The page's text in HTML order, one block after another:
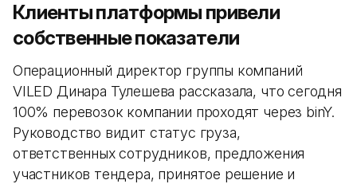
Клиенты платформы привели
собственные показатели
Операционный директор группы компаний
VILED Динара Тулешева рассказала, что сегодня
100% перевозок компании проходят через binY.
Руководство видит статус груза,
ответственных сотрудников, предложения
участников тендера, принятое решение и